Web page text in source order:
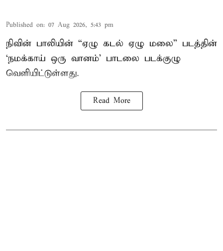
Published on: 07 Aug 2026, 5:43 pm
நிவின் பாலியின் “ஏழு கடல் ஏழு மலை” படத்தின்
‘நமக்காய் ஒரு வானம்’ பாடலை படக்குழு
வெளியிட்டுள்ளது.
Read More